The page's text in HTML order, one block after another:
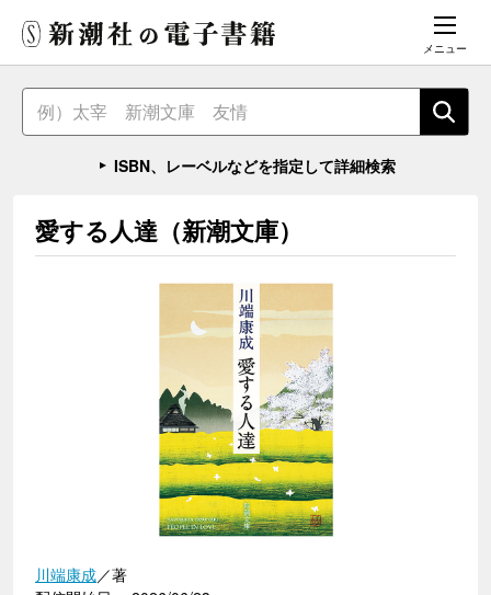
メニュー
ISBN、レーベルなどを指定して詳細検索
愛する人達（新潮文庫）
川端康成／著